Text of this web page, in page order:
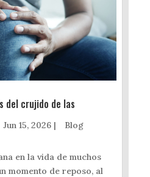
del crujido de las
Jun 15, 2026|
Blog
en la vida de muchos
momento de reposo, al